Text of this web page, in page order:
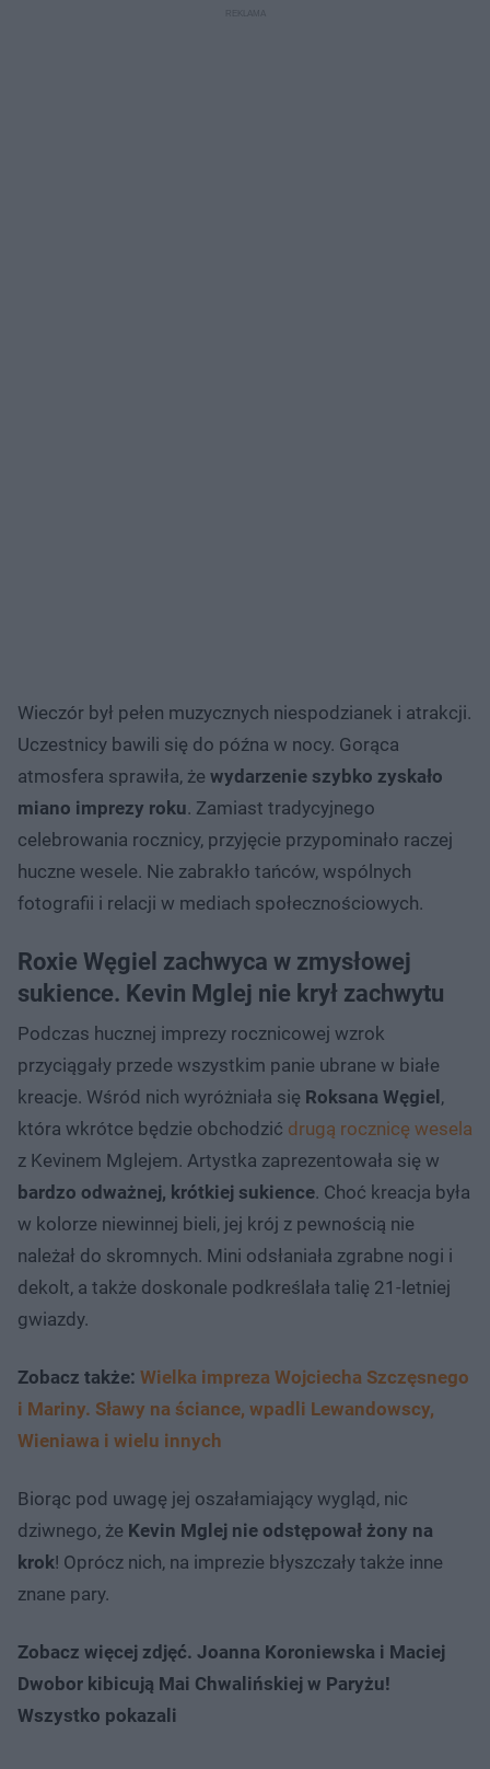
Wieczór był pełen muzycznych niespodzianek i atrakcji.
Uczestnicy bawili się do późna w nocy. Gorąca
atmosfera sprawiła, że wydarzenie szybko zyskało
miano imprezy roku. Zamiast tradycyjnego
celebrowania rocznicy, przyjęcie przypominało raczej
huczne wesele. Nie zabrakło tańców, wspólnych
fotografii i relacji w mediach społecznościowych.
Roxie Węgiel zachwyca w zmysłowej
sukience. Kevin Mglej nie krył zachwytu
Podczas hucznej imprezy rocznicowej wzrok
przyciągały przede wszystkim panie ubrane w białe
kreacje. Wśród nich wyróżniała się Roksana Węgiel,
która wkrótce będzie obchodzić drugą rocznicę wesela
z Kevinem Mglejem. Artystka zaprezentowała się w
bardzo odważnej, krótkiej sukience. Choć kreacja była
w kolorze niewinnej bieli, jej krój z pewnością nie
należał do skromnych. Mini odsłaniała zgrabne nogi i
dekolt, a także doskonale podkreślała talię 21-letniej
gwiazdy.
Zobacz także: Wielka impreza Wojciecha Szczęsnego
i Mariny. Sławy na ściance, wpadli Lewandowscy,
Wieniawa i wielu innych
Biorąc pod uwagę jej oszałamiający wygląd, nic
dziwnego, że Kevin Mglej nie odstępował żony na
krok! Oprócz nich, na imprezie błyszczały także inne
znane pary.
Zobacz więcej zdjęć. Joanna Koroniewska i Maciej
Dwobor kibicują Mai Chwalińskiej w Paryżu!
Wszystko pokazali